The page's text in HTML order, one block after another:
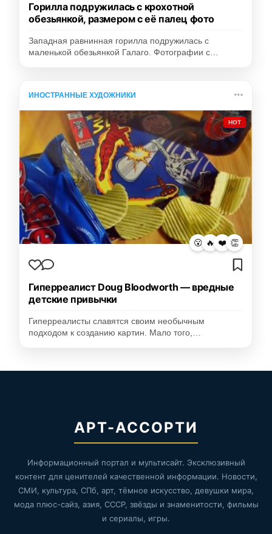
Горилла подружилась с крохотной
обезьянкой, размером с её палец фото
Западная равнинная горилла подружилась с
маленькой обезьянкой Галаго. Фотографии с…
ИНОСТРАННЫЕ ХУДОЖНИКИ
HOT
😮 🔥 ❤️ 👏
Гиперреалист Doug Bloodworth — вредные
детские привычки
Гиперреалисты славятся своим необычным
подходом к созданию картин. Мало того,…
АРТ-АССОРТИ
Информационный портал и мультисайт. Эксклюзивный
контент для ценителей качественной информации. Новости,
СМИ, культура, СПб, арт, тёмное искусство, девушки мира,
мода плюс-сайз, азия, СССР, звёзды и знаменитости, фильмы
и сериалы, игры.